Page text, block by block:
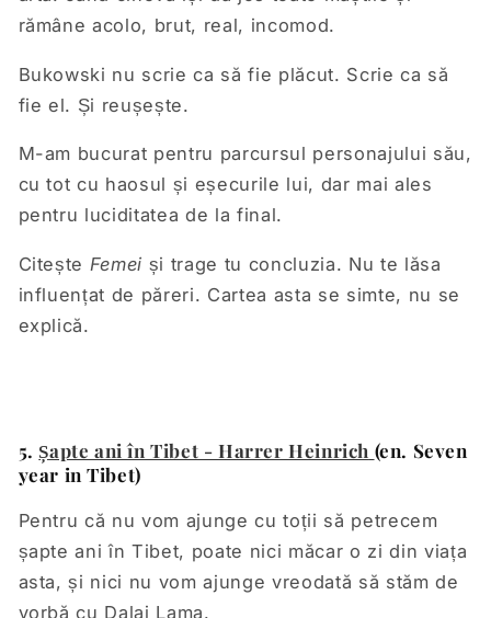
rămâne acolo, brut, real, incomod.
Bukowski nu scrie ca să fie plăcut. Scrie ca să
fie el. Și reușește.
M-am bucurat pentru parcursul personajului său,
cu tot cu haosul și eșecurile lui, dar mai ales
pentru luciditatea de la final.
Citește Femei și trage tu concluzia. Nu te lăsa
influențat de păreri. Cartea asta se simte, nu se
explică.
5. Șapte ani în Tibet - Harrer Heinrich (en. Seven
year in Tibet)
Pentru că nu vom ajunge cu toții să petrecem
șapte ani în Tibet, poate nici măcar o zi din viața
asta, și nici nu vom ajunge vreodată să stăm de
vorbă cu Dalai Lama.